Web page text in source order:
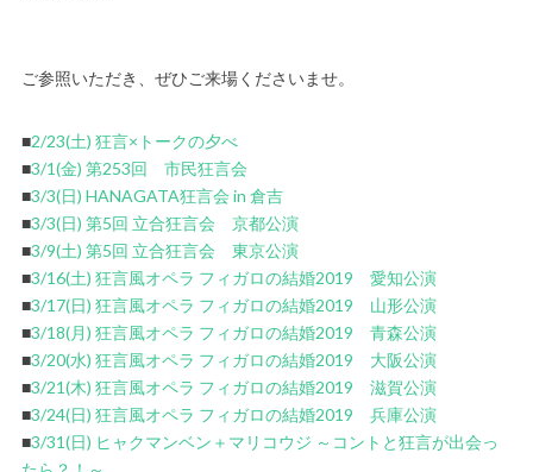
ご参照いただき、ぜひご来場くださいませ。
■2/23(土) 狂言×トークの夕べ
■3/1(金) 第253回 市民狂言会
■3/3(日) HANAGATA狂言会 in 倉吉
■3/3(日) 第5回 立合狂言会 京都公演
■3/9(土) 第5回 立合狂言会 東京公演
■3/16(土) 狂言風オペラ フィガロの結婚2019 愛知公演
■3/17(日) 狂言風オペラ フィガロの結婚2019 山形公演
■3/18(月) 狂言風オペラ フィガロの結婚2019 青森公演
■3/20(水) 狂言風オペラ フィガロの結婚2019 大阪公演
■3/21(木) 狂言風オペラ フィガロの結婚2019 滋賀公演
■3/24(日) 狂言風オペラ フィガロの結婚2019 兵庫公演
■3/31(日) ヒャクマンベン＋マリコウジ ～コントと狂言が出会っ